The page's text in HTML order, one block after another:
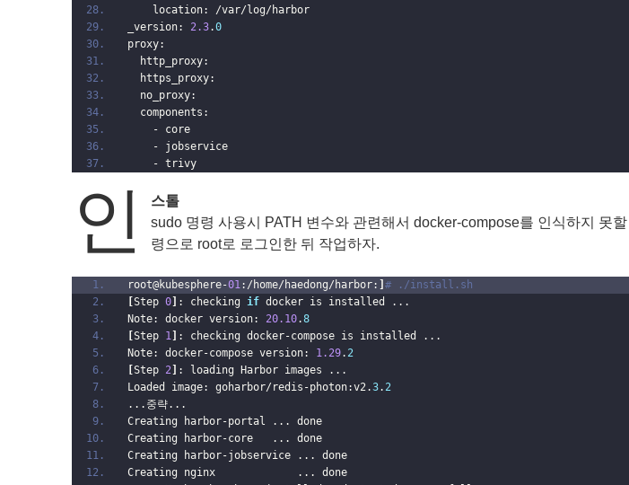
    location: /var/log/harbor
_version: 2.3.0
proxy:
  http_proxy:
  https_proxy:
  no_proxy:
  components:
    - core
    - jobservice
    - trivy
인
스톨
sudo 명령 사용시 PATH 변수와 관련해서 docker-compose를 인식하지 못할
령으로 root로 로그인한 뒤 작업하자.
root@kubesphere-01 :/home/haedong/harbor: ] # ./install.sh
[Step 0] : checking if docker is installed ...
Note: docker version: 20.10.8
[Step 1 ] : checking docker-compose is installed ...
Note: docker-compose version: 1.29. 2
[Step 2] : loading Harbor images ...
Loaded image: goharbor/redis-photon:v2.3. 2
...중략...
Creating harbor-portal ... done
Creating harbor-core   ... done
Creating harbor-jobservice ... done
Creating nginx             ... done